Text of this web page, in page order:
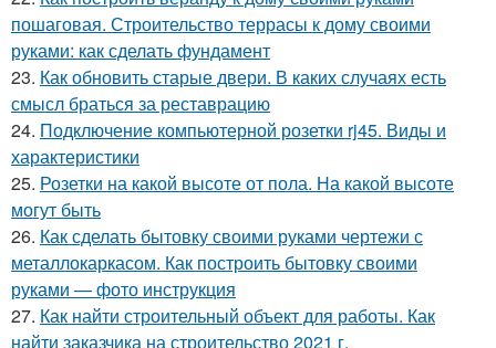
пошаговая. Строительство террасы к дому своими
руками: как сделать фундамент
23. Как обновить старые двери. В каких случаях есть
смысл браться за реставрацию
24. Подключение компьютерной розетки rj45. Виды и
характеристики
25. Розетки на какой высоте от пола. На какой высоте
могут быть
26. Как сделать бытовку своими руками чертежи с
металлокаркасом. Как построить бытовку своими
руками — фото инструкция
27. Как найти строительный объект для работы. Как
найти заказчика на строительство 2021 г.